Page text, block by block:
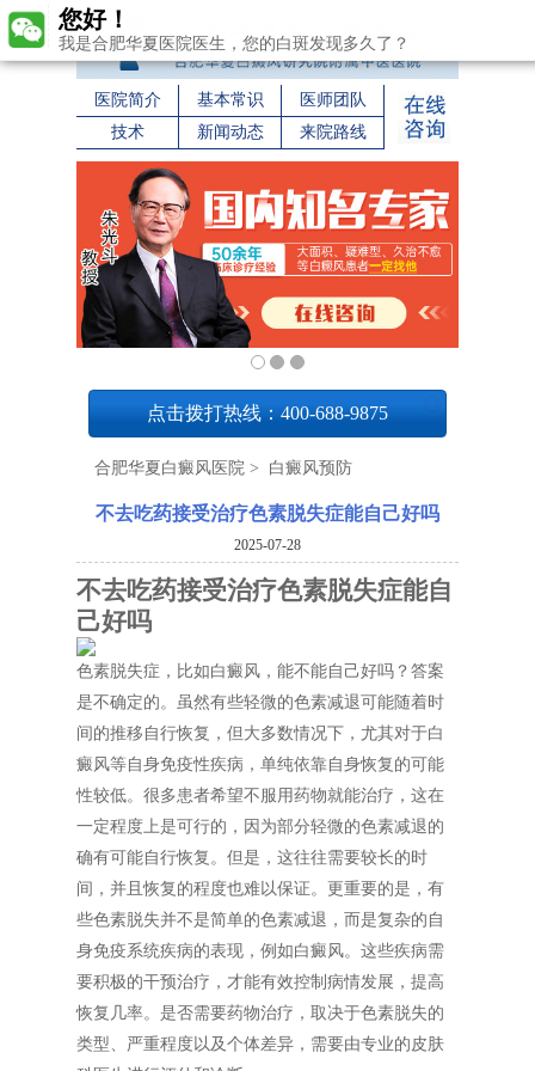
医院简介 基本常识
医师团队
技术
新闻动态 来院路线
点击拨打热线：400-688-9875
合肥华夏白癜风医院 > 白癜风预防
不去吃药接受治疗色素脱失症能自己好吗
2025-07-28
不去吃药接受治疗色素脱失症能自
己好吗
色素脱失症，比如白癜风，能不能自己好吗？答案
是不确定的。虽然有些轻微的色素减退可能随着时
间的推移自行恢复，但大多数情况下，尤其对于白
癜风等自身免疫性疾病，单纯依靠自身恢复的可能
性较低。很多患者希望不服用药物就能治疗，这在
一定程度上是可行的，因为部分轻微的色素减退的
确有可能自行恢复。但是，这往往需要较长的时
间，并且恢复的程度也难以保证。更重要的是，有
些色素脱失并不是简单的色素减退，而是复杂的自
身免疫系统疾病的表现，例如白癜风。这些疾病需
要积极的干预治疗，才能有效控制病情发展，提高
恢复几率。是否需要药物治疗，取决于色素脱失的
类型、严重程度以及个体差异，需要由专业的皮肤
您好！
我是合肥华夏医院医生，您的白斑发现多久了？